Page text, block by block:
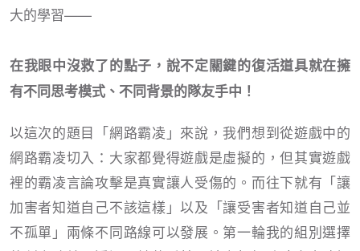
大的學習——
在我眼中沒救了的點子，說不定關鍵的復活道具就在擁
有不同思考模式、不同背景的隊友手中！
以這次的題目「網路霸凌」來說，我們想到從遊戲中的
網路霸凌切入：大家都覺得遊戲是虛擬的，但其實遊戲
裡的霸凌言論攻擊是真實讓人受傷的。而往下就有「讓
加害者知道自己不該這樣」以及「讓受害者知道自己並
不孤單」兩條不同路線可以發展。第一輪我的組別選擇